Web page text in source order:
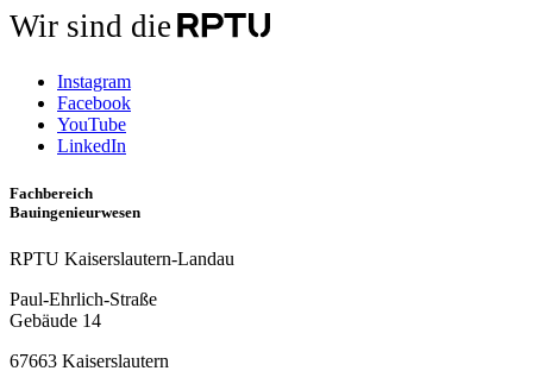
Wir sind die
Instagram
Facebook
YouTube
LinkedIn
Fachbereich
Bauingenieurwesen
RPTU Kaiserslautern-Landau
Paul-Ehrlich-Straße
Gebäude 14
67663 Kaiserslautern